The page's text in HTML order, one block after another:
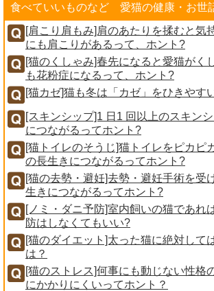
食べていいものなど 愛猫の健康・お世
[肩こり肩もみ]肩のあたりを揉むと気
にも肩こりがあるって、ホント?
[猫のくしゃみ]春先になると愛猫がく
も花粉症になるって、ホント?
[猫カゼ]猫も冬は「カゼ」をひきやす
[スキンシップ]1 日1 回以上のスキン
につながるってホント?
[猫トイレのそうじ]猫トイレをピカピ
の長生きにつながるってホント?
[猫の去勢・避妊]去勢・避妊手術を受
生きにつながるってホント?
[ノミ・ダニ予防]室内飼いの猫であれ
防はしなくてもいい?
[猫のダイエット]太った猫に絶対して
は？
[猫のストレス]何事にも動じない性格
にかかりにくいってホント？